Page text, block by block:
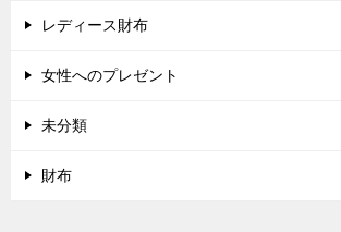
レディース財布
女性へのプレゼント
未分類
財布